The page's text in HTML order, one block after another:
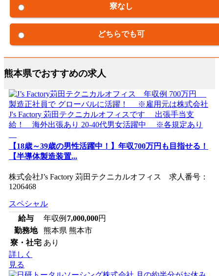
寮なし
どちらでも可
熊本県でおすすめの求人
【18歳～39歳の男性活躍中！】年収700万円も目指せる！
【半導体製造装置...
株式会社J’s Factory 苅田テクニカルオフィス 求人番号：
1206468
スペシャル
給与
年収例 7,000,000円
勤務地
熊本県 熊本市
寮・社宅 あり
詳しく
見る